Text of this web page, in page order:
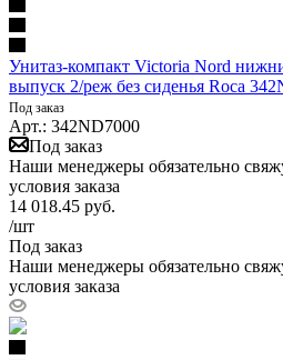
Унитаз-компакт Victoria Nord
выпуск 2/реж без сиденья Roca
Под заказ
Арт.: 342ND7000
Под заказ
Наши менеджеры обязательно
условия заказа
14 018.45 руб.
/шт
Под заказ
Наши менеджеры обязательно
условия заказа